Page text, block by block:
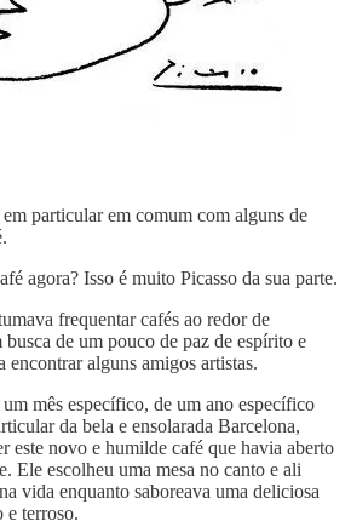
particular em comum com alguns de
agora? Isso é muito Picasso da sua parte.
frequentar cafés ao redor de
de um pouco de paz de espírito e
encontrar alguns amigos artistas.
mês específico, de um ano específico
da bela e ensolarada Barcelona,
este novo e humilde café que havia aberto
Ele escolheu uma mesa no canto e ali
vida enquanto saboreava uma deliciosa
e terroso.